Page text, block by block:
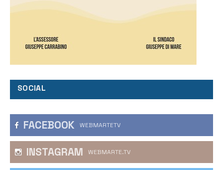
SOCIAL
FACEBOOK WEBMARTETV
INSTAGRAM WEBMARTE.TV